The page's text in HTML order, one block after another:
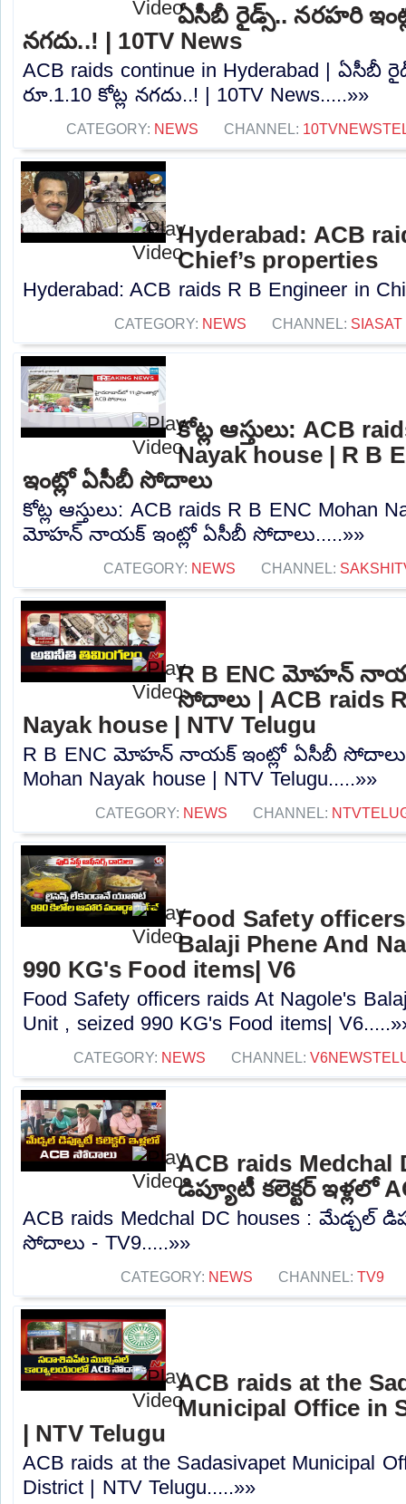
ఏసీబీ రైడ్స్.. నరహరి
నగదు..! | 10TV News
ACB raids continue in Hyderabad | ఏసీబీ
రూ.1.10 కోట్ల నగదు..! | 10TV News.....»»
CATEGORY: NEWS CHANNEL:
Hyderabad: ACB
Chief’s properties
Hyderabad: ACB raids R B Engineer in
CATEGORY: NEWS CHANNEL: SIASAT
కోట్ల ఆస్తులు: ACB
Nayak house | R
ఇంట్లో ఏసీబీ సోదాలు
కోట్ల ఆస్తులు: ACB raids R B ENC Mohan
మోహన్ నాయక్ ఇంట్లో ఏసీబీ సోదాలు.....»»
CATEGORY: NEWS CHANNEL:
R B ENC మోహన్
సోదాలు | ACB raids
Nayak house | NTV Telugu
R B ENC మోహన్ నాయక్ ఇంట్లో ఏసీబీ సోదాలు |
Mohan Nayak house | NTV Telugu.....»»
CATEGORY: NEWS CHANNEL:
Food Safety
Balaji Phene And
990 KG's Food items| V6
Food Safety officers raids At Nagole's
Unit , seized 990 KG's Food items|
CATEGORY: NEWS CHANNEL:
ACB raids
డిప్యూటీ కలెక్టర్ ఇళ్లలో
ACB raids Medchal DC houses : మేడ్చల్
సోదాలు - TV9.....»»
CATEGORY: NEWS CHANNEL: TV9
ACB raids at the
Municipal Office in
| NTV Telugu
ACB raids at the Sadasivapet Municipal
District | NTV Telugu.....»»